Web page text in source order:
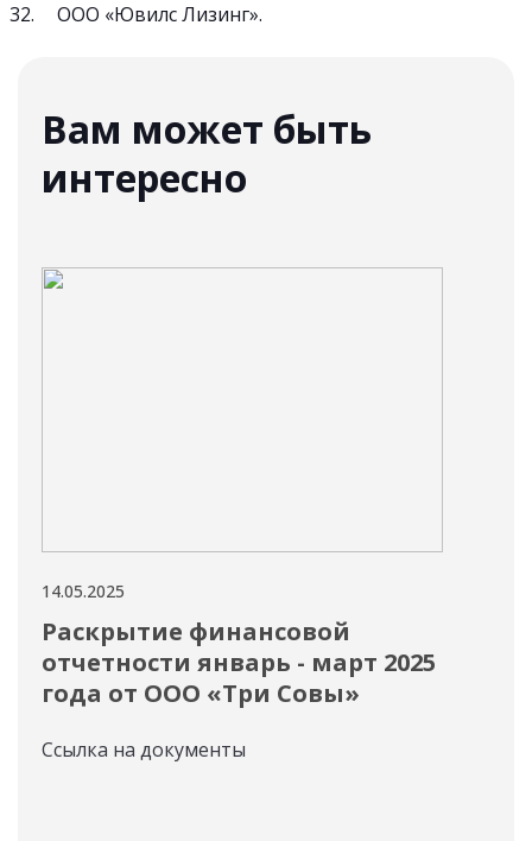
ООО «Ювилс Лизинг».
Вам может быть
интересно
14.05.2025
Раскрытие финансовой
отчетности январь - март 2025
года от ООО «Три Совы»
Ссылка на документы